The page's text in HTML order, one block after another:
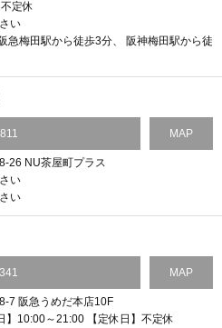
定休
い
急梅田駅から徒歩3分、 阪神梅田駅から徒
MAP
26 NU茶屋町プラス
い
い
MAP
7 阪急うめだ本店10F
】10:00～21:00 【定休日】不定休